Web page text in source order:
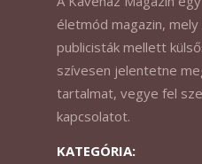
életmód magazin,
publicisták mellett
szívesen jelentetne
tartalmat, vegye fel
kapcsolatot.
KATEGÓRIA: